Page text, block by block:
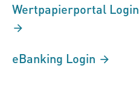
Wertpapierportal Login
eBanking Login